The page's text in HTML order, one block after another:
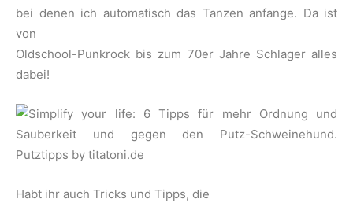
bei denen ich automatisch das Tanzen anfange. Da ist
von
Oldschool-Punkrock bis zum 70er Jahre Schlager alles
dabei!
Habt ihr auch Tricks und Tipps, die